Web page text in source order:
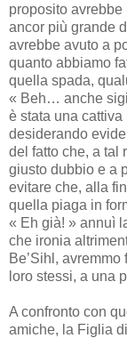
proposito
ancor più grande
avrebbe avuto a
quanto abbiamo
quella spada,
« Beh… anche
è stata una
desiderando
del fatto che, a tal
giusto dubbio e a
evitare che, alla
quella piaga in
« Eh già! » annuì
che ironia
Be’Sihl,
loro stessi, a una
A confronto con
amiche, la Figlia